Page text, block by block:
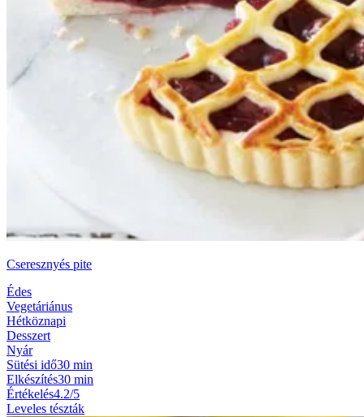
Cseresznyés pite
Édes
Vegetáriánus
Hétköznapi
Desszert
Nyár
Sütési idő30 min
Elkészítés30 min
Értékelés4.2/5
Leveles tészták